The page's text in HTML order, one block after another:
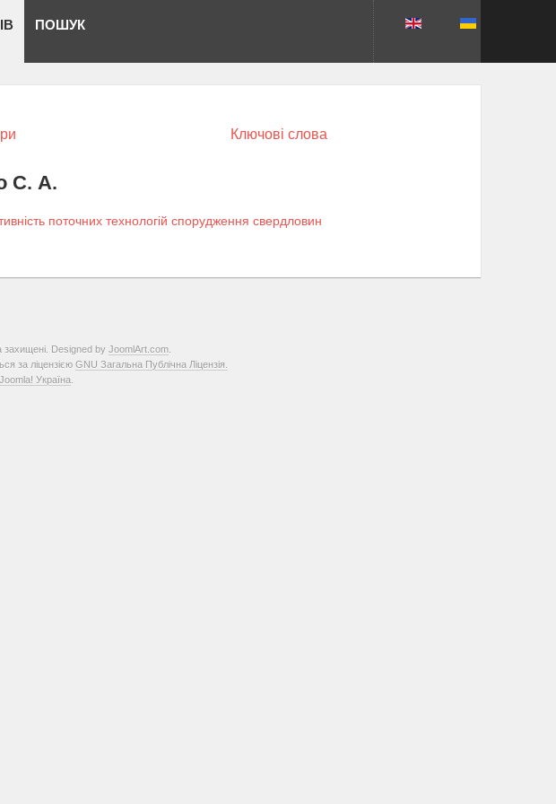
ПОШУК
Ключові слова
С. А.
поточних технологій спорудження свердловин
захищені. Designed by JoomlArt.com
за ліцензією GNU Загальна Публічна Ліцензія.
Joomla! Україна